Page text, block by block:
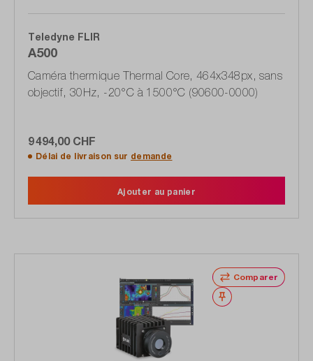
Teledyne FLIR
A500
Caméra thermique Thermal Core, 464x348px, sans
objectif, 30Hz, -20°C à 1500°C (90600-0000)
9 494,00 CHF
Délai de livraison sur demande
Ajouter au panier
Comparer
Noter